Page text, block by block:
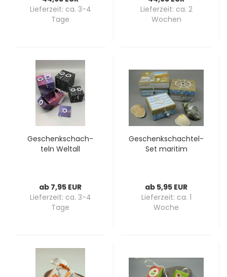
Lieferzeit: ca. 3-4
Tage
Lieferzeit: ca. 2
Wochen
Ge­schenk­schach­
teln Welt­all
ab 7,95 EUR
Lieferzeit: ca. 3-4
Tage
Geschenkschachtel-​​
Set ma­ri­tim
ab 5,95 EUR
Lieferzeit: ca. 1
Woche